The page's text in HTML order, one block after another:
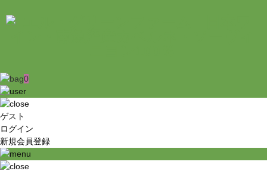
0
ゲスト
ログイン
新規会員登録